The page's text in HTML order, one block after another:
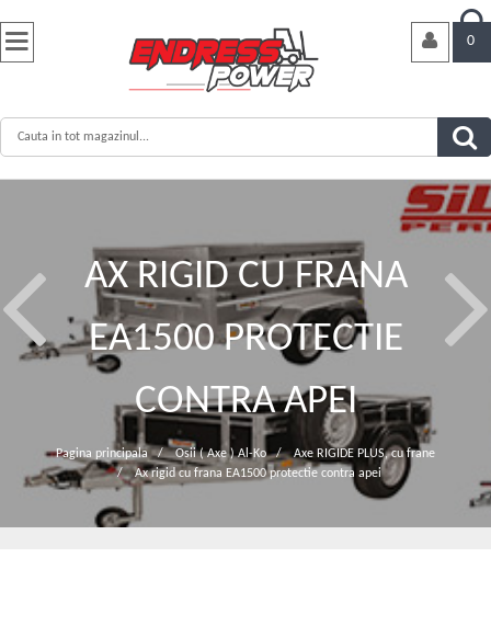

0

AX RIGID CU FRANA
EA1500 PROTECTIE
CONTRA APEI
Pagina principala / Osii ( Axe ) Al-Ko /
Axe RIGIDE PLUS, cu frane
/
Ax rigid cu frana EA1500 protectie contra apei